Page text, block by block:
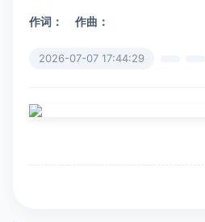
作词： 作曲：
2026-07-07 17:44:29